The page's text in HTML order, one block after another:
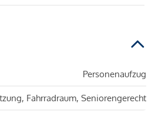
Personenaufzug
Fahrradraum, Seniorengerecht